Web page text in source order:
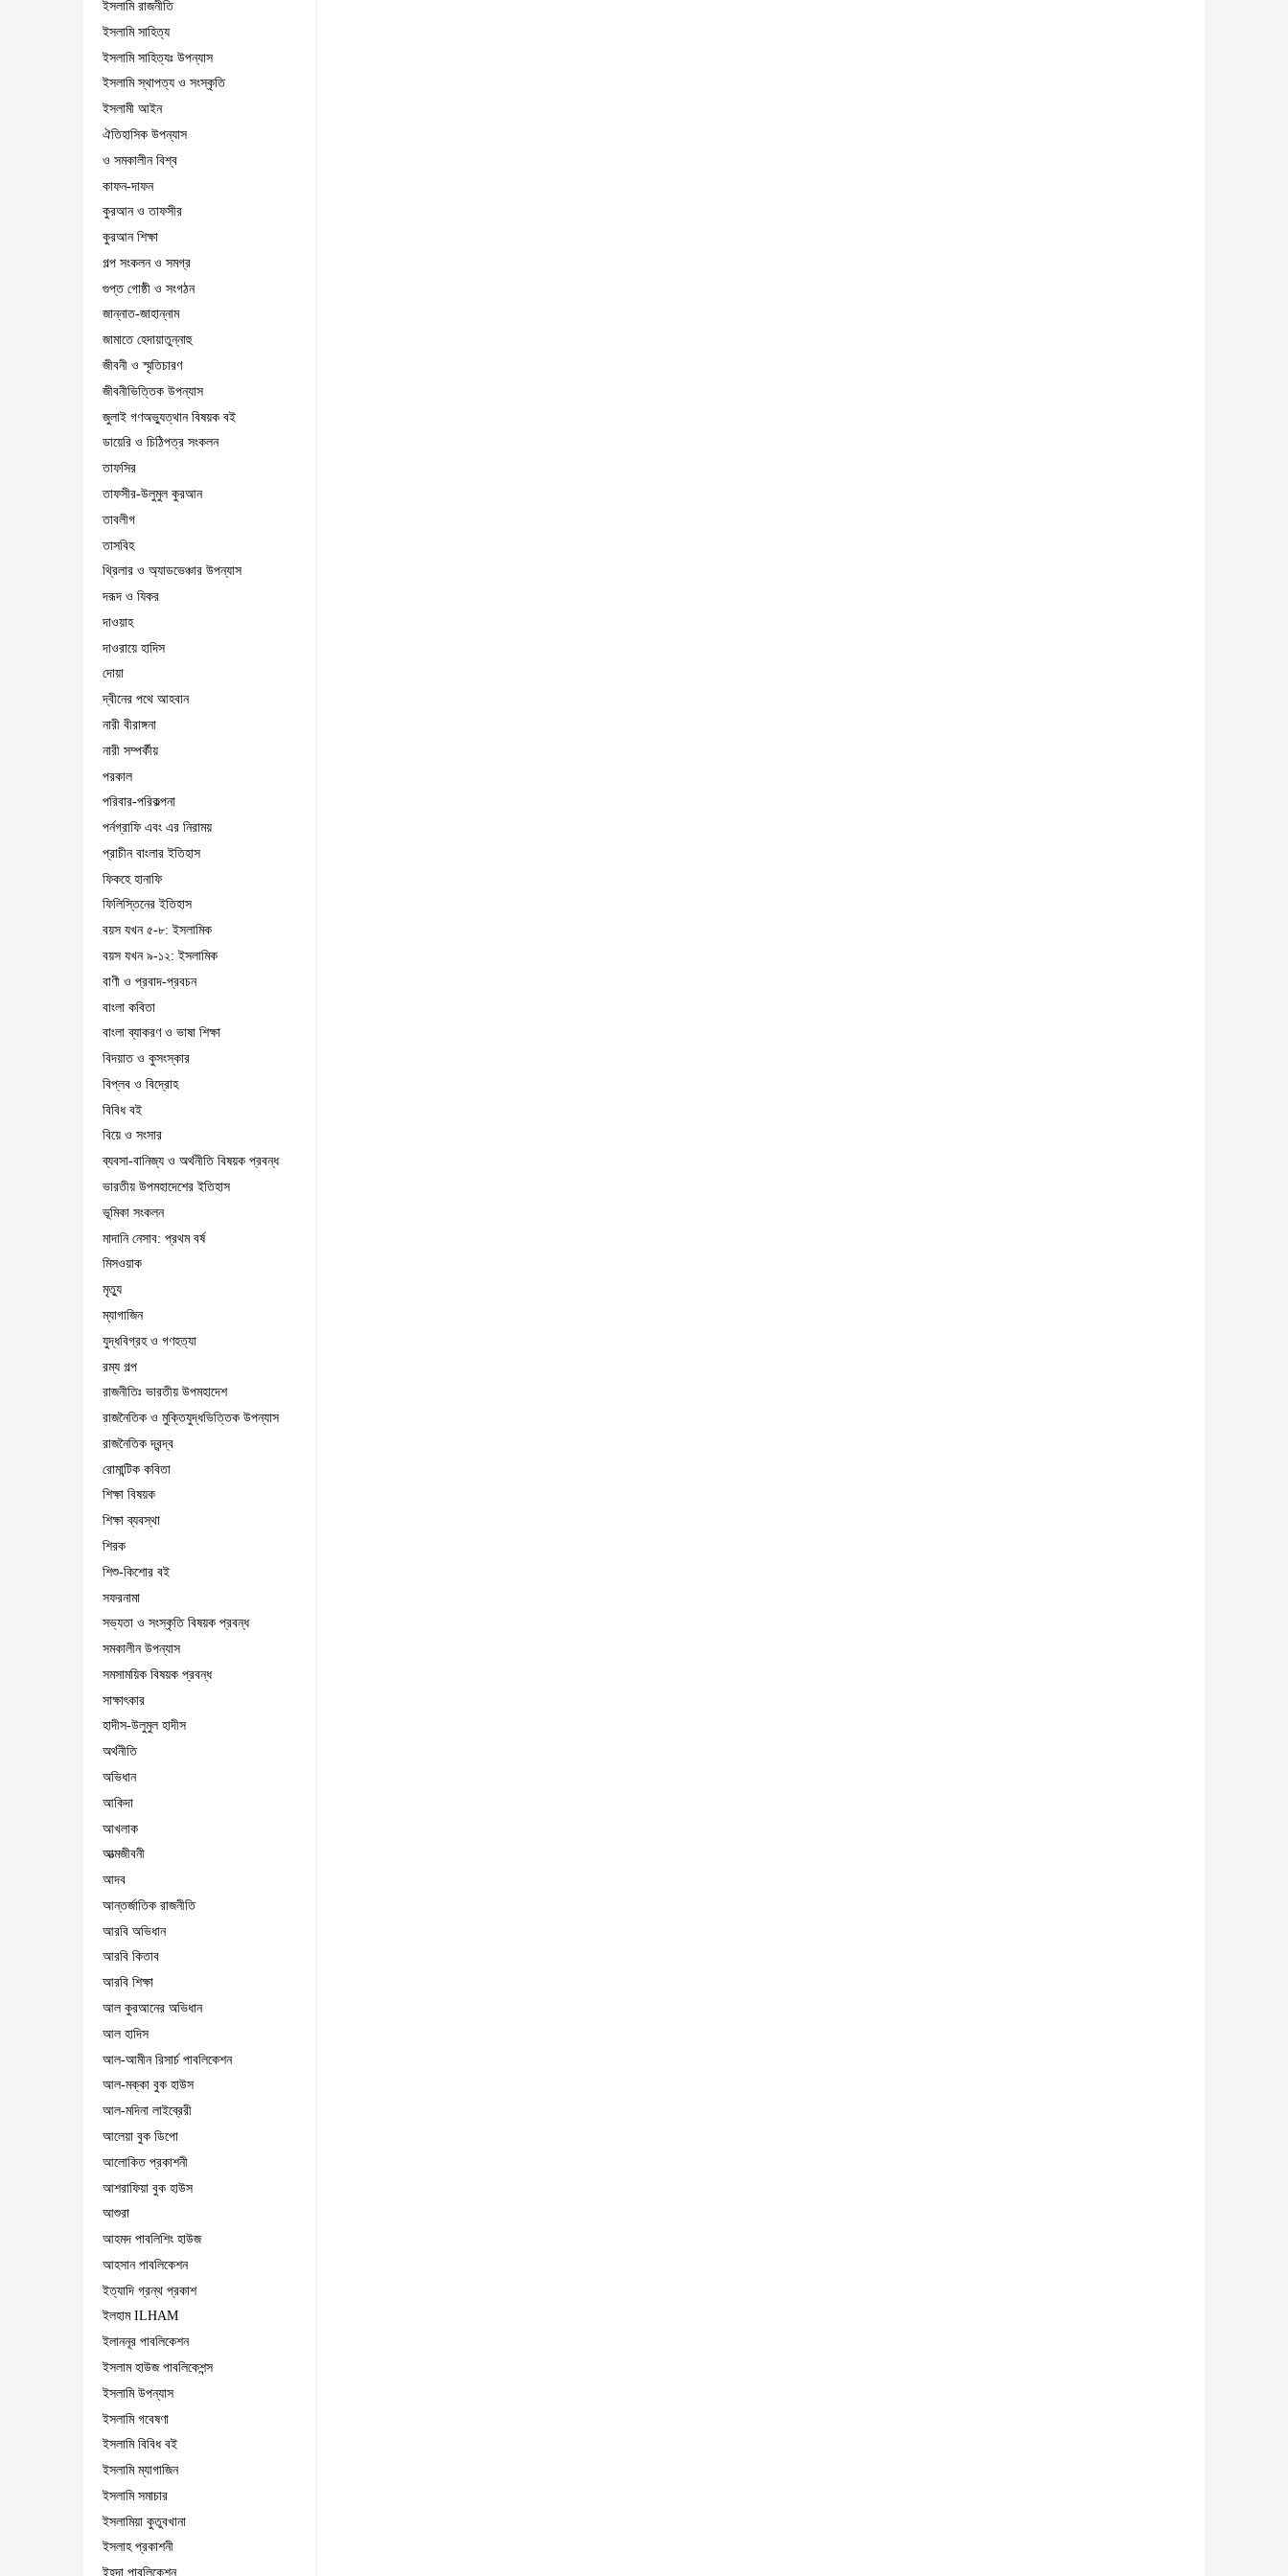
ইসলামি রাজনীতি
ইসলামি সাহিত্য
ইসলামি সাহিত্যঃ উপন্যাস
ইসলামি স্থাপত্য ও সংস্কৃতি
ইসলামী আইন
ঐতিহাসিক উপন্যাস
ও সমকালীন বিশ্ব
কাফন-দাফন
কুরআন ও তাফসীর
কুরআন শিক্ষা
গল্প সংকলন ও সমগ্র
গুপ্ত গোষ্ঠী ও সংগঠন
জান্নাত-জাহান্নাম
জামাতে হেদায়াতুন্নাহু
জীবনী ও স্মৃতিচারণ
জীবনীভিত্তিক উপন্যাস
জুলাই গণঅভ্যুত্থান বিষয়ক বই
ডায়েরি ও চিঠিপত্র সংকলন
তাফসির
তাফসীর-উলুমুল কুরআন
তাবলীগ
তাসবিহ
থ্রিলার ও অ্যাডভেঞ্চার উপন্যাস
দরূদ ও যিকর
দাওয়াহ
দাওরায়ে হাদিস
দোয়া
দ্বীনের পথে আহবান
নারী বীরাঙ্গনা
নারী সম্পর্কীয়
পরকাল
পরিবার-পরিকল্পনা
পর্নগ্রাফি এবং এর নিরাময়
প্রাচীন বাংলার ইতিহাস
ফিকহে হানাফি
ফিলিস্তিনের ইতিহাস
বয়স যখন ৫-৮: ইসলামিক
বয়স যখন ৯-১২: ইসলামিক
বাণী ও প্রবাদ-প্রবচন
বাংলা কবিতা
বাংলা ব্যাকরণ ও ভাষা শিক্ষা
বিদয়াত ও কুসংস্কার
বিপ্লব ও বিদ্রোহ
বিবিধ বই
বিয়ে ও সংসার
ব্যবসা-বানিজ্য ও অর্থনীতি বিষয়ক প্রবন্ধ
ভারতীয় উপমহাদেশের ইতিহাস
ভূমিকা সংকলন
মাদানি নেসাব: প্রথম বর্ষ
মিসওয়াক
মৃত্যু
ম্যাগাজিন
যুদ্ধবিগ্রহ ও গণহত্যা
রম্য গল্প
রাজনীতিঃ ভারতীয় উপমহাদেশ
রাজনৈতিক ও মুক্তিযুদ্ধভিত্তিক উপন্যাস
রাজনৈতিক দ্বন্দ্ব
রোমান্টিক কবিতা
শিক্ষা বিষয়ক
শিক্ষা ব্যবস্থা
শিরক
শিশু-কিশোর বই
সফরনামা
সভ্যতা ও সংস্কৃতি বিষয়ক প্রবন্ধ
সমকালীন উপন্যাস
সমসাময়িক বিষয়ক প্রবন্ধ
সাক্ষাৎকার
হাদীস-উলুমুল হাদীস
অর্থনীতি
অভিধান
আকিদা
আখলাক
আত্মজীবনী
আদব
আন্তর্জাতিক রাজনীতি
আরবি অভিধান
আরবি কিতাব
আরবি শিক্ষা
আল কুরআনের অভিধান
আল হাদিস
আল-আমীন রিসার্চ পাবলিকেশন
আল-মক্কা বুক হাউস
আল-মদিনা লাইব্রেরী
আলেয়া বুক ডিপো
আলোকিত প্রকাশনী
আশরাফিয়া বুক হাউস
আশুরা
আহমদ পাবলিশিং হাউজ
আহসান পাবলিকেশন
ইত্যাদি গ্রন্থ প্রকাশ
ইলহাম ILHAM
ইলাননূর পাবলিকেশন
ইসলাম হাউজ পাবলিকেশন্স
ইসলামি উপন্যাস
ইসলামি গবেষণা
ইসলামি বিবিধ বই
ইসলামি ম্যাগাজিন
ইসলামি সমাচার
ইসলামিয়া কুতুবখানা
ইসলাহ প্রকাশনী
ইহদা পাবলিকেশন